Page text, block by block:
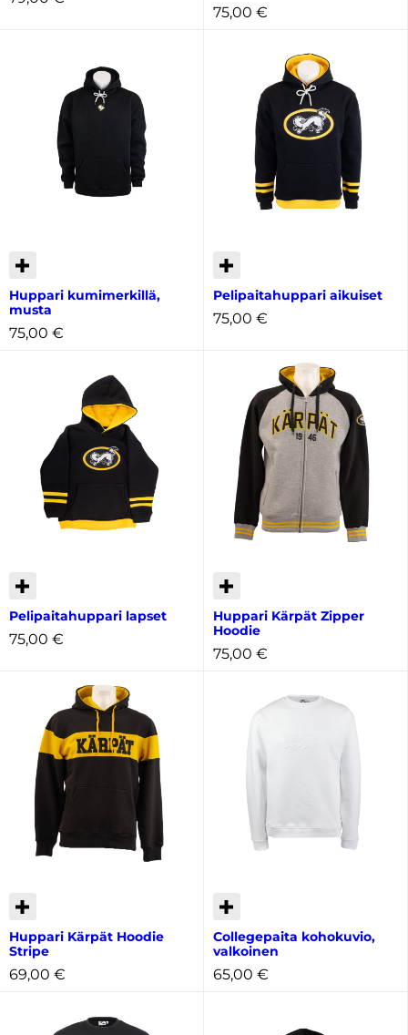
75,00 €
Huppari kumimerkillä,
musta
75,00 €
Pelipaitahuppari aikuiset
75,00 €
Pelipaitahuppari lapset
75,00 €
Huppari Kärpät Zipper
Hoodie
75,00 €
Huppari Kärpät Hoodie
Stripe
69,00 €
Collegepaita kohokuvio,
valkoinen
65,00 €